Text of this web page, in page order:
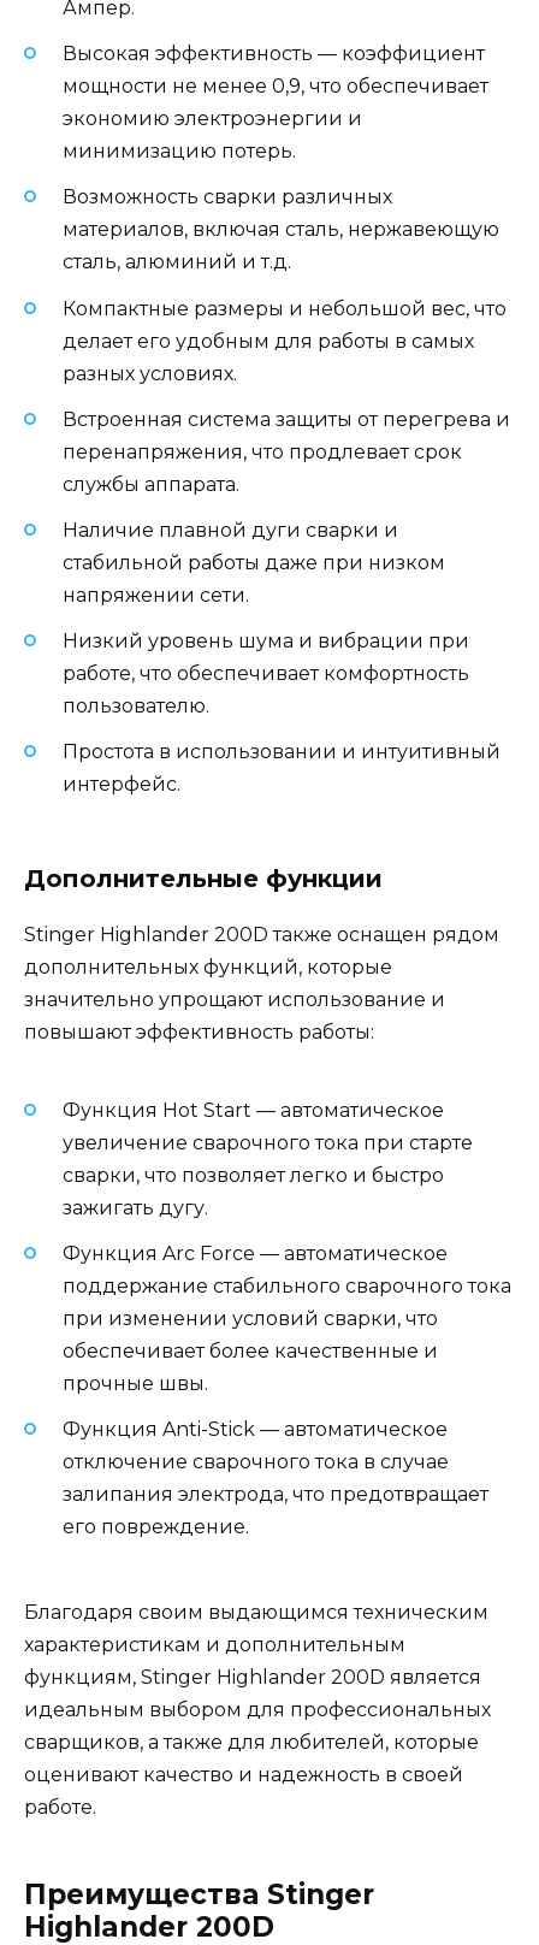
Ампер.
Высокая эффективность — коэффициент
мощности не менее 0,9, что обеспечивает
экономию электроэнергии и
минимизацию потерь.
Возможность сварки различных
материалов, включая сталь, нержавеющую
сталь, алюминий и т.д.
Компактные размеры и небольшой вес, что
делает его удобным для работы в самых
разных условиях.
Встроенная система защиты от перегрева и
перенапряжения, что продлевает срок
службы аппарата.
Наличие плавной дуги сварки и
стабильной работы даже при низком
напряжении сети.
Низкий уровень шума и вибрации при
работе, что обеспечивает комфортность
пользователю.
Простота в использовании и интуитивный
интерфейс.
Дополнительные функции
Stinger Highlander 200D также оснащен рядом
дополнительных функций, которые
значительно упрощают использование и
повышают эффективность работы:
Функция Hot Start — автоматическое
увеличение сварочного тока при старте
сварки, что позволяет легко и быстро
зажигать дугу.
Функция Arc Force — автоматическое
поддержание стабильного сварочного тока
при изменении условий сварки, что
обеспечивает более качественные и
прочные швы.
Функция Anti-Stick — автоматическое
отключение сварочного тока в случае
залипания электрода, что предотвращает
его повреждение.
Благодаря своим выдающимся техническим
характеристикам и дополнительным
функциям, Stinger Highlander 200D является
идеальным выбором для профессиональных
сварщиков, а также для любителей, которые
оценивают качество и надежность в своей
работе.
Преимущества Stinger
Highlander 200D